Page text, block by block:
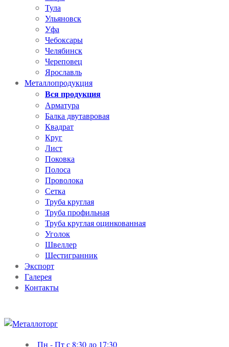
Тула
Ульяновск
Уфа
Чебоксары
Челябинск
Череповец
Ярославль
Металлопродукция
Вся продукция
Арматура
Балка двутавровая
Квадрат
Круг
Лист
Поковка
Полоса
Проволока
Сетка
Труба круглая
Труба профильная
Труба круглая оцинкованная
Уголок
Швеллер
Шестигранник
Экспорт
Галерея
Контакты
Пн - Пт с 8:30 до 17:30